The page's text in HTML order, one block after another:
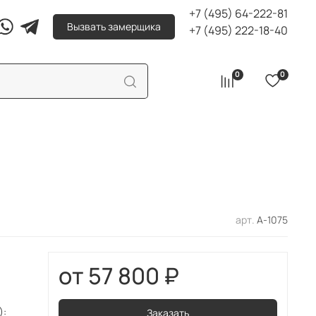
Вызвать замерщика
+7 (495) 64-222-81
+7 (495) 222-18-40
0 0
арт. А-1075
57 800 ₽
Заказать